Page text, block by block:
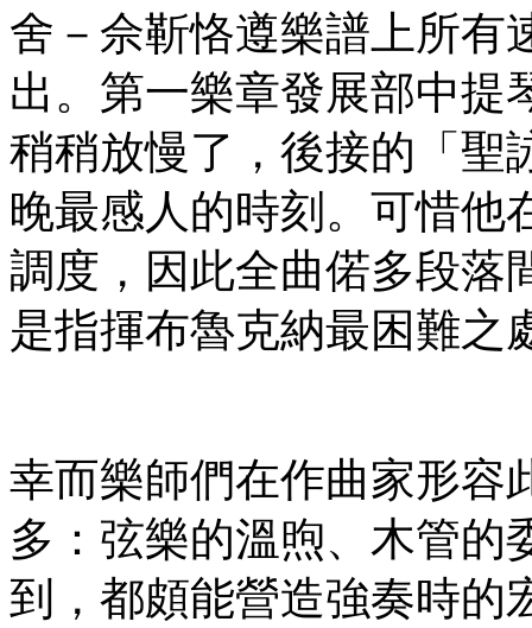
舍－佘靳恪遵樂譜上所有
出。第一樂章發展部中提
稍稍放慢了，後接的「聖
晚最感人的時刻。可惜他
調度，因此全曲偌多段落
是指揮布魯克納最困難之
幸而樂師們在作曲家形容
多：弦樂的溫煦、木管的
到，都頗能營造強奏時的